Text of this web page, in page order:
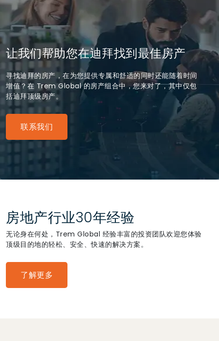
让我们帮助您在迪拜找到最佳房产
寻找迪拜的房产，在为您提供专属和舒适的同时还能随着时间
增值？在 Trem Global 的房产组合中，您来对了，其中仅包
括迪拜顶级房产。
联系我们
房地产行业30年经验
无论身在何处，Trem Global 经验丰富的投资团队欢迎您体验
顶级目的地的轻松、安全、快速的解决方案。
了解更多